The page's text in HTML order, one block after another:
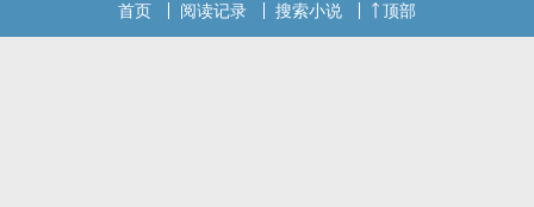
首页 阅读记录 搜索小说 顶部